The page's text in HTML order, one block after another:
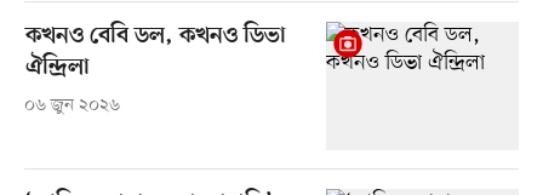
কখনও বেবি ডল, কখনও ডিভা
ঐন্দ্রিলা
০৬ জুন ২০২৬